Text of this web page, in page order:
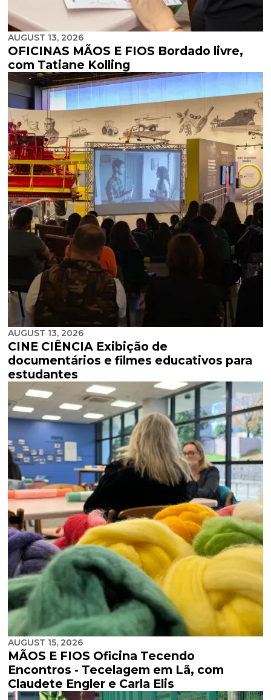
AUGUST 13, 2026
OFICINAS MÃOS E FIOS Bordado livre,
com Tatiane Kolling
AUGUST 13, 2026
CINE CIÊNCIA Exibição de
documentários e filmes educativos para
estudantes
AUGUST 15, 2026
MÃOS E FIOS Oficina Tecendo
Encontros - Tecelagem em Lã, com
Claudete Engler e Carla Elis